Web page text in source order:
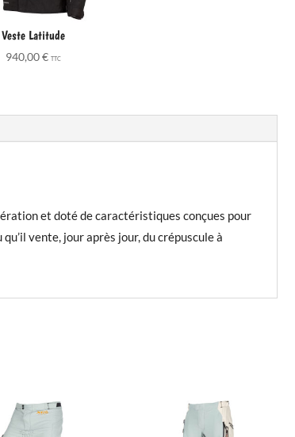
Veste Latitude
940,00€ TTC
et doté de caractéristiques conçues pour
vente, jour après jour, du crépuscule à